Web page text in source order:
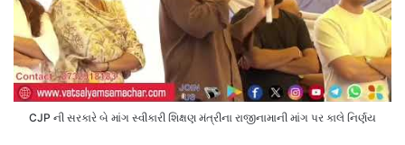
CJP ની સરકારે બે માંગ સ્વીકારી શિક્ષણ મંત્રીના રાજીનામાની માંગ પર કાલે નિર્ણય